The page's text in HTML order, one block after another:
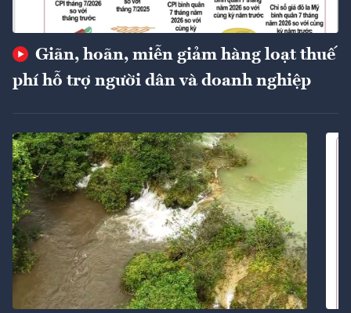
Giãn, hoãn, miễn giảm hàng loạt thuế
phí hỗ trợ người dân và doanh nghiệp